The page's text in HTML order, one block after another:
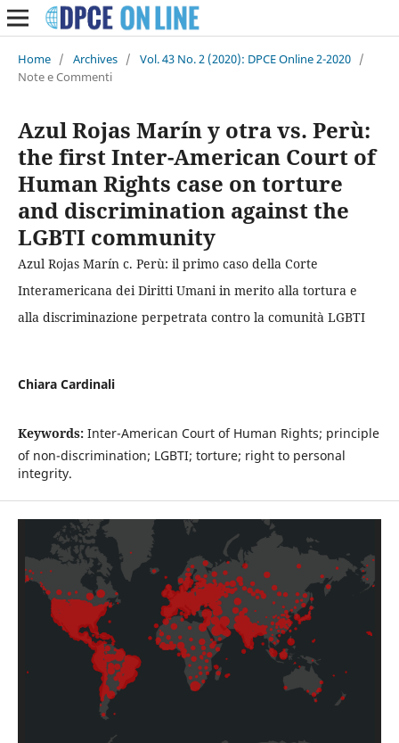
Home / Archives / Vol. 43 No. 2 (2020): DPCE Online 2-2020 /
Note e Commenti
Azul Rojas Marín y otra vs. Perù:
the first Inter-American Court of
Human Rights case on torture
and discrimination against the
LGBTI community
Azul Rojas Marín c. Perù: il primo caso della Corte
Interamericana dei Diritti Umani in merito alla tortura e
alla discriminazione perpetrata contro la comunità LGBTI
Chiara Cardinali
Keywords: Inter-American Court of Human Rights; principle
of non-discrimination; LGBTI; torture; right to personal
integrity.